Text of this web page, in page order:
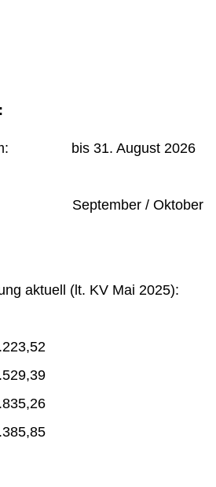
bis 31. August 2026
September / Oktober
aktuell (lt. KV Mai 2025):